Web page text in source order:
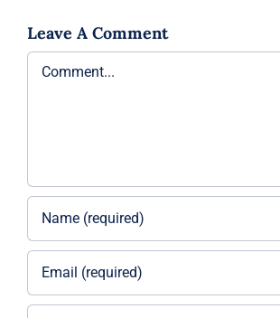
Leave A Comment
Comment